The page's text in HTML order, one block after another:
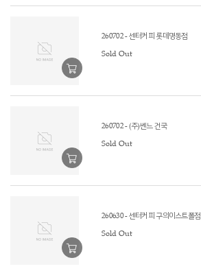
260702 - 센터커피 롯데명동점
Sold Out
260702 - (주)쎈느 건국
Sold Out
260630 - 센터커피 구의이스트폴점
Sold Out